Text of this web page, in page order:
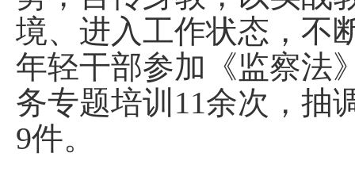
境、进入工作状态，不
年轻干部参加《监察法
务专题培训11余次，抽
9件。